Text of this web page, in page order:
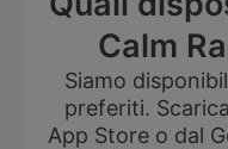
Calm
Siamo
preferiti.
App Store o dal